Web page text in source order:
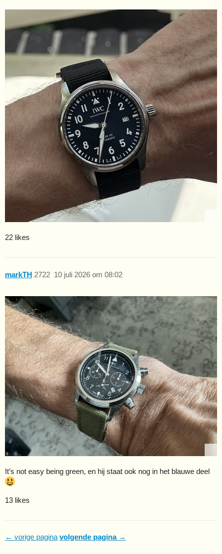
22 likes
markTH 10 juli 2026 om 08:02
2722
It’s not easy being green, en hij staat ook nog in het blauwe deel
13 likes
← vorige pagina volgende pagina →